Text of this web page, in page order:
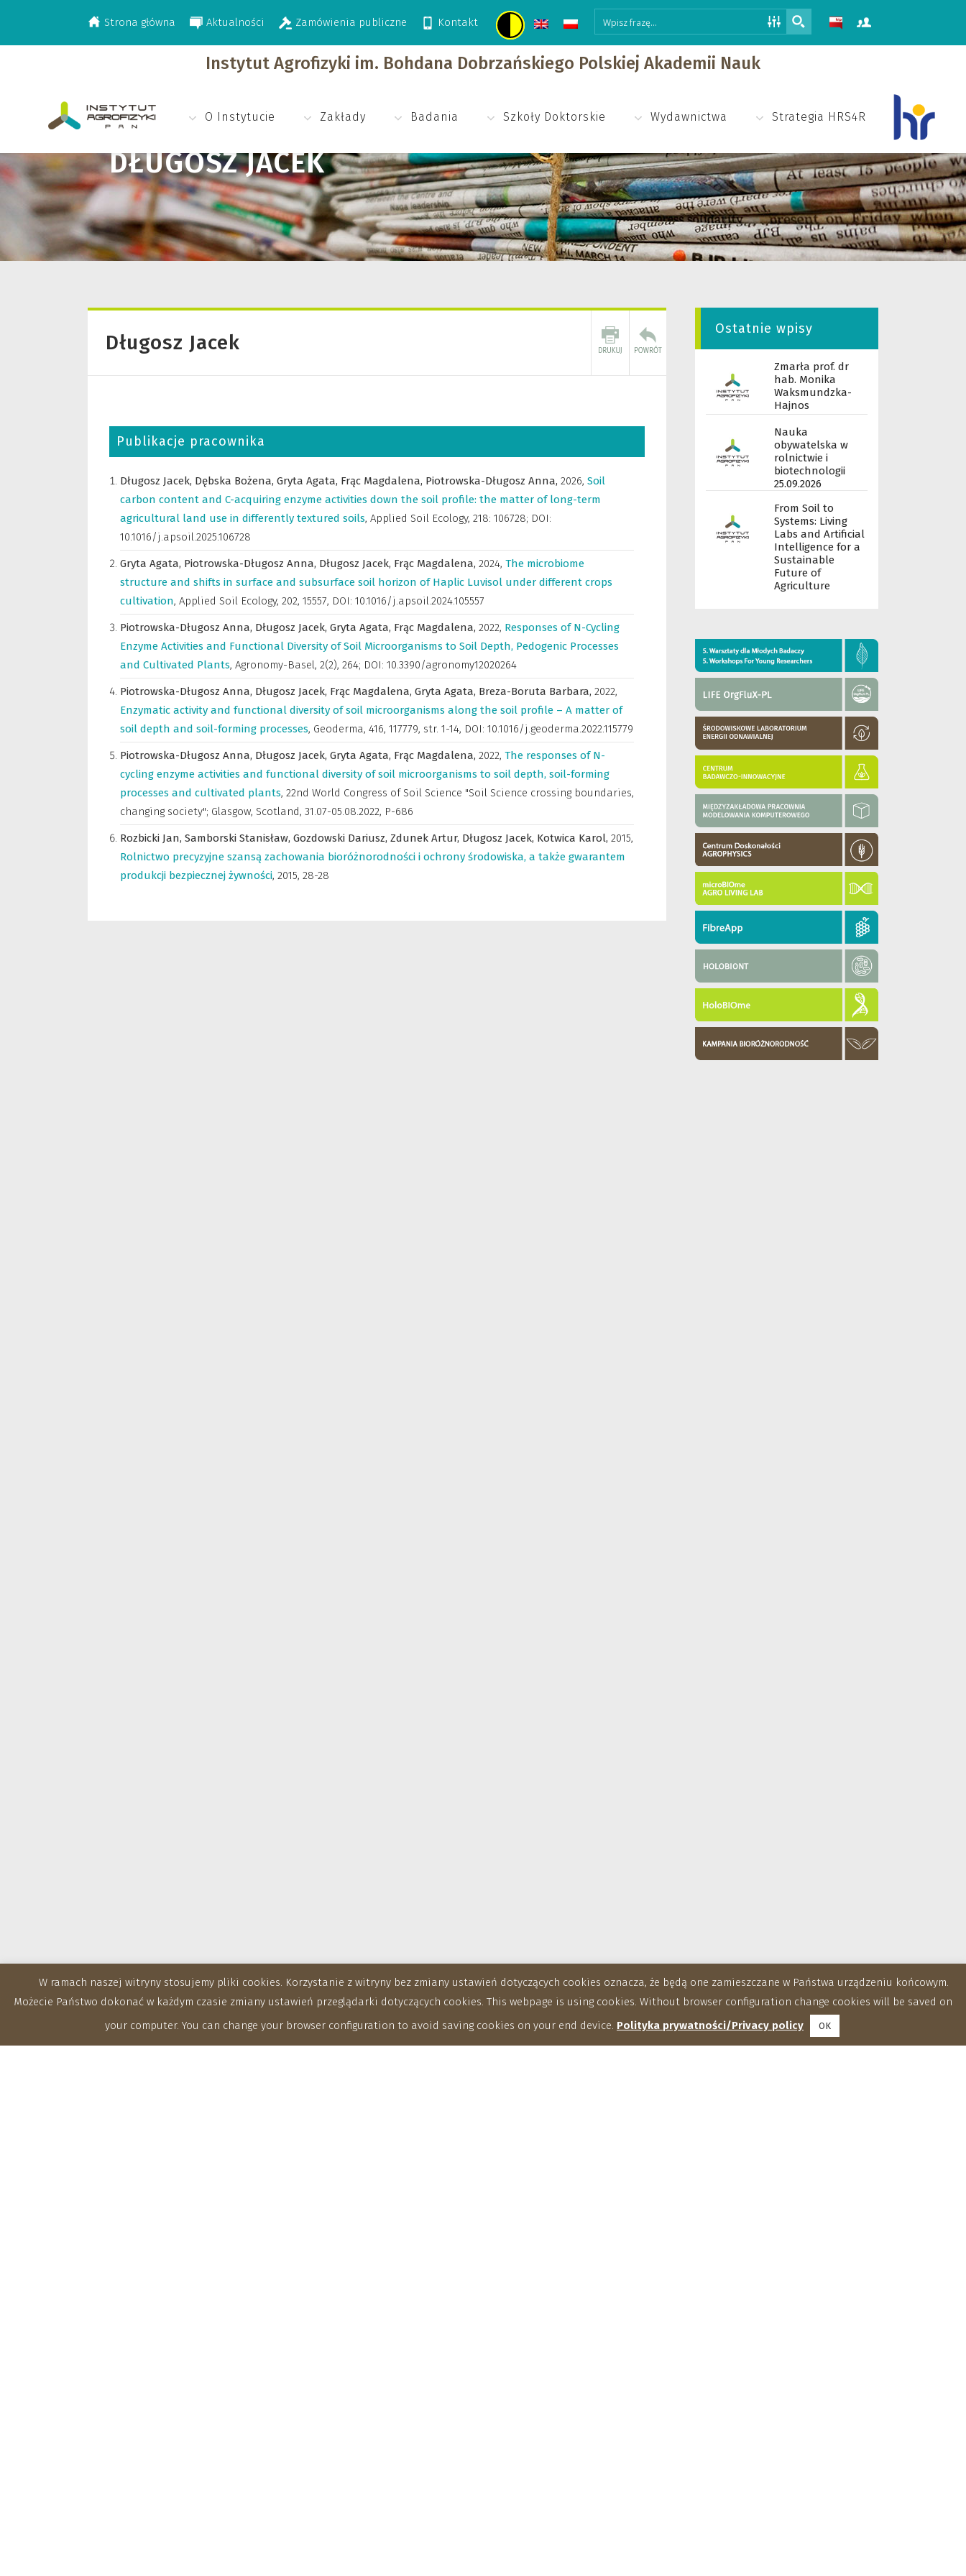
Strona główna Aktualności Zamówienia publiczne Kontakt
Instytut Agrofizyki im. Bohdana Dobrzańskiego Polskiej Akademii Nauk
O Instytucie Zakłady Badania Szkoły Doktorskie Wydawnictwa Strategia HRS4R
DŁUGOSZ JACEK
>Długosz Jacek
Długosz Jacek
Publikacje pracownika
Długosz Jacek, Dębska Bożena, Gryta Agata, Frąc Magdalena, Piotrowska-Długosz Anna, 2026, Soil
carbon content and C-acquiring enzyme activities down the soil profile: the matter of long-term
agricultural land use in differently textured soils, Applied Soil Ecology, 218: 106728; DOI:
10.1016/j.apsoil.2025.106728
Gryta Agata, Piotrowska-Długosz Anna, Długosz Jacek, Frąc Magdalena, 2024, The microbiome
structure and shifts in surface and subsurface soil horizon of Haplic Luvisol under different crops
cultivation, Applied Soil Ecology, 202, 15557, DOI: 10.1016/j.apsoil.2024.105557
Piotrowska-Długosz Anna, Długosz Jacek, Gryta Agata, Frąc Magdalena, 2022, Responses of N-Cycling
Enzyme Activities and Functional Diversity of Soil Microorganisms to Soil Depth, Pedogenic Processes
and Cultivated Plants, Agronomy-Basel, 2(2), 264; DOI: 10.3390/agronomy12020264
Piotrowska-Długosz Anna, Długosz Jacek, Frąc Magdalena, Gryta Agata, Breza-Boruta Barbara, 2022,
Enzymatic activity and functional diversity of soil microorganisms along the soil profile – A matter of
soil depth and soil-forming processes, Geoderma, 416, 117779, str. 1-14, DOI: 10.1016/j.geoderma.2022.115779
Piotrowska-Długosz Anna, Długosz Jacek, Gryta Agata, Frąc Magdalena, 2022, The responses of N-
cycling enzyme activities and functional diversity of soil microorganisms to soil depth, soil-forming
processes and cultivated plants, 22nd World Congress of Soil Science "Soil Science crossing boundaries,
changing society"; Glasgow, Scotland, 31.07-05.08.2022, P-686
Rozbicki Jan, Samborski Stanisław, Gozdowski Dariusz, Zdunek Artur, Długosz Jacek, Kotwica Karol, 2015,
Rolnictwo precyzyjne szansą zachowania bioróżnorodności i ochrony środowiska, a także gwarantem
produkcji bezpiecznej żywności, 2015, 28-28
Ostatnie wpisy
Zmarła prof. dr
hab. Monika
Waksmundzka-
Hajnos
Nauka
obywatelska w
rolnictwie i
biotechnologii
25.09.2026
From Soil to
Systems: Living
Labs and Artificial
Intelligence for a
Sustainable
Future of
Agriculture
W ramach naszej witryny stosujemy pliki cookies. Korzystanie z witryny bez zmiany ustawień dotyczących cookies oznacza, że będą one zamieszczane w Państwa urządzeniu końcowym.
Możecie Państwo dokonać w każdym czasie zmiany ustawień przeglądarki dotyczących cookies. This webpage is using cookies. Without browser configuration change cookies will be saved on
your computer. You can change your browser configuration to avoid saving cookies on your end device. Polityka prywatności/Privacy policy OK